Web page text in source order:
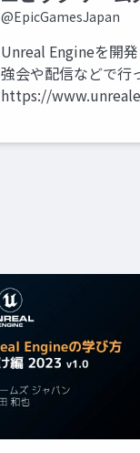
@EpicGamesJapan
Unreal Engineを開
強会や配信などで行
https://